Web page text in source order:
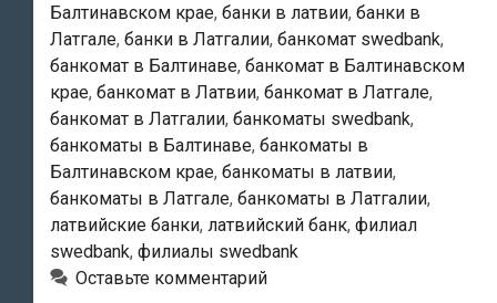
Балтинавском крае, банки в латвии, банки в
Латгале, банки в Латгалии, банкомат swedbank,
банкомат в Балтинаве, банкомат в Балтинавском
крае, банкомат в Латвии, банкомат в Латгале,
банкомат в Латгалии, банкоматы swedbank,
банкоматы в Балтинаве, банкоматы в
Балтинавском крае, банкоматы в латвии,
банкоматы в Латгале, банкоматы в Латгалии,
латвийские банки, латвийский банк, филиал
swedbank, филиалы swedbank
Оставьте комментарий